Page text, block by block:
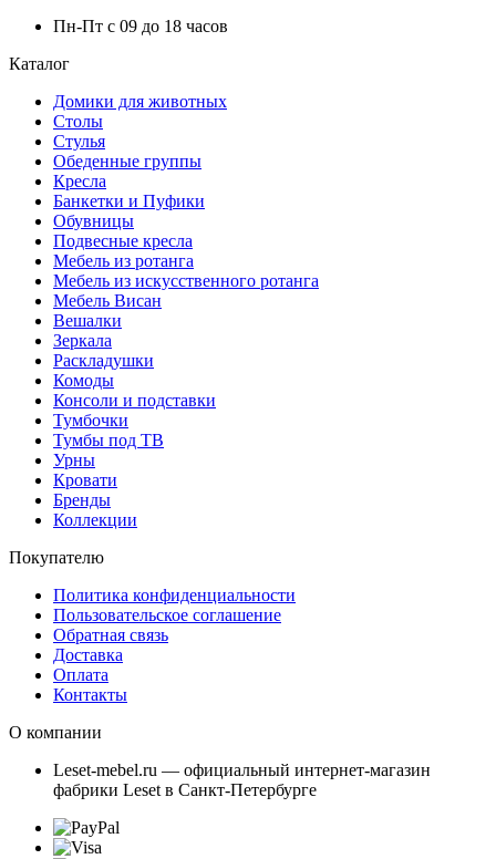
Пн-Пт с 09 до 18 часов
Каталог
Домики для животных
Столы
Стулья
Обеденные группы
Кресла
Банкетки и Пуфики
Обувницы
Подвесные кресла
Мебель из ротанга
Мебель из искусственного ротанга
Мебель Висан
Вешалки
Зеркала
Раскладушки
Комоды
Консоли и подставки
Тумбочки
Тумбы под ТВ
Урны
Кровати
Бренды
Коллекции
Покупателю
Политика конфиденциальности
Пользовательское соглашение
Обратная связь
Доставка
Оплата
Контакты
О компании
Leset-mebel.ru — официальный интернет-магазин
фабрики Leset в Санкт-Петербурге